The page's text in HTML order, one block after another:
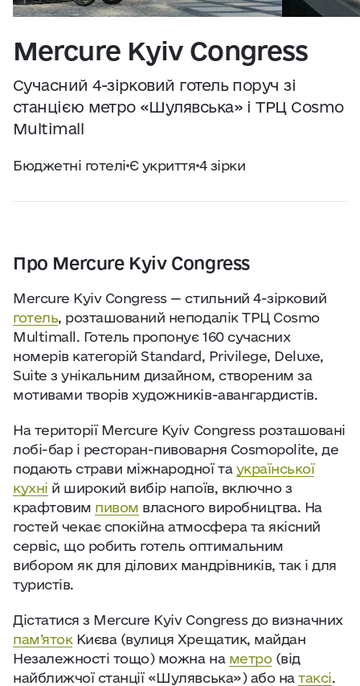
Про нас
Співпраця
Робота і бізнес
місця Києва
Практичні поради
Джерело:openweathermap.org
Mercure Kyiv Congress
Сучасний 4-зірковий готель поруч зі
станцією метро «Шулявська» і ТРЦ Cosmo
Multimall
Бюджетні готелі Є укриття 4 зірки
Про Mercure Kyiv Congress
Mercure Kyiv Congress — стильний 4-зірковий
готель, розташований неподалік ТРЦ Cosmo
Multimall. Готель пропонує 160 сучасних
номерів категорій Standard, Privilege, Deluxe,
Suite з унікальним дизайном, створеним за
мотивами творів художників-авангардистів.
На території Mercure Kyiv Congress розташовані
лобі-бар і ресторан-пивоварня Cosmopolite, де
подають страви міжнародної та української
кухні й широкий вибір напоїв, включно з
крафтовим пивом власного виробництва. На
гостей чекає спокійна атмосфера та якісний
сервіс, що робить готель оптимальним
вибором як для ділових мандрівників, так і для
туристів.
Дістатися з Mercure Kyiv Congress до визначних
пам’ятокКиєва (вулиця Хрещатик, майдан
Незалежності тощо) можна на метро(від
найближчої станції «Шулявська») або натаксі.